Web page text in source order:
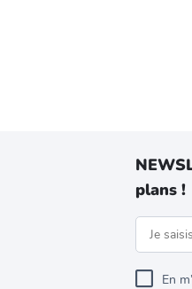
plans !
En